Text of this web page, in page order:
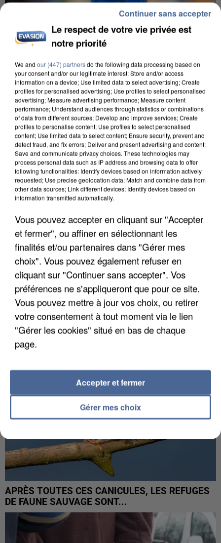
IL TUE SON FILS ET ENVOIE DES PHOTOS À SON
EX-COMPAGNE À NICE
INCENDIES : L’ÎLE-DE-FRANCE LANCE UN ÉLAN
DE SOLIDARITÉ AVEC LES...
APRÈS TOUTES CES CANICULES, LES REFUGES
DE FAUNE SAUVAGE SONT...
Le respect de votre vie privée est
notre priorité
We and our (447) partnersdo the following data processing based on
your consent and/or our legitimate interest: Store and/or access
information on a device; Use limited data to select advertising; Create
profiles for personalised advertising; Use profiles to select personalised
advertising; Measure advertising performance; Measure content
performance; Understand audiences through statistics or combinations
of data from different sources; Develop and improve services; Create
profiles to personalise content; Use profiles to select personalised
content; Use limited data to select content; Ensure security, prevent and
detect fraud, and fix errors; Deliver and present advertising and content;
Save and communicate privacy choices. These technologies may
process personal data such as IP address and browsing data to offer
following functionalities: Identify devices based on information actively
requested; Use precise geolocation data; Match and combine data from
other data sources; Link different devices; Identify devices based on
information transmitted automatically.
Vous pouvez accepter en cliquant sur "Accepter
et fermer", ou affiner en sélectionnant les
finalités et/ou partenaires dans "Gérer mes
choix". Vous pouvez également refuser en
cliquant sur "Continuer sans accepter". Vos
préférences ne s'appliqueront que pour ce site.
Vous pouvez mettre à jour vos choix, ou retirer
votre consentement à tout moment via le lien
"Gérer les cookies" situé en bas de chaque
page.
Gérer mes choix
Accepter et fermer
Continuer sans accepter